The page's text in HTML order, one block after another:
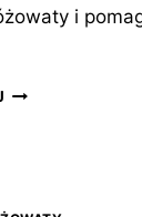
i
LUKRECJA